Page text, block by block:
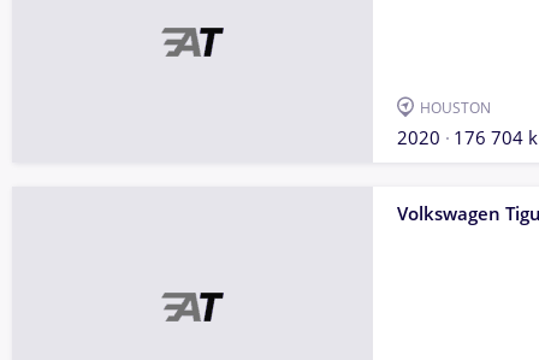
HOUSTON
2020 176 704
Volkswagen